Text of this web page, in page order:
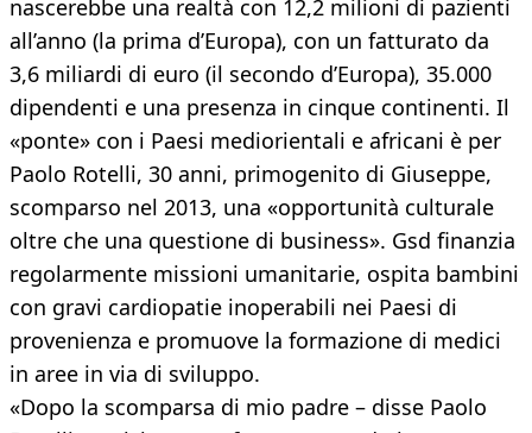
nascerebbe una realtà con 12,2 milioni di pazienti
all’anno (la prima d’Europa), con un fatturato da
3,6 miliardi di euro (il secondo d’Europa), 35.000
dipendenti e una presenza in cinque continenti. Il
«ponte» con i Paesi mediorientali e africani è per
Paolo Rotelli, 30 anni, primogenito di Giuseppe,
scomparso nel 2013, una «opportunità culturale
oltre che una questione di business». Gsd finanzia
regolarmente missioni umanitarie, ospita bambini
con gravi cardiopatie inoperabili nei Paesi di
provenienza e promuove la formazione di medici
in aree in via di sviluppo.
«Dopo la scomparsa di mio padre – disse Paolo